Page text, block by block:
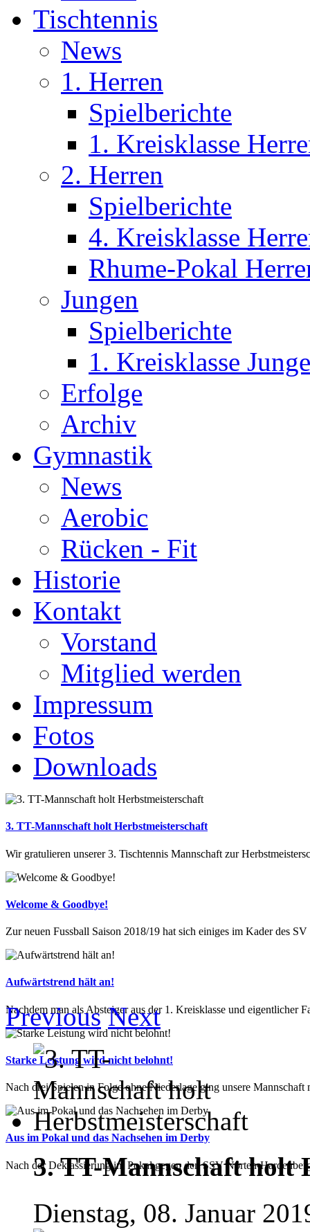
Tischtennis
News
1. Herren
Spielberichte
1. Kreisklasse
2. Herren
Spielberichte
4. Kreisklasse
Rhume-Pokal
Jungen
Spielberichte
1. Kreisklasse
Erfolge
Archiv
Gymnastik
News
Aerobic
Rücken - Fit
Historie
Kontakt
Vorstand
Mitglied werden
Impressum
Fotos
Downloads
3. TT-Mannschaft holt Herbstmeisterschaft
Wir gratulieren unserer 3. Tischtennis Mannschaft zur
Welcome & Goodbye!
Zur neuen Fussball Saison 2018/19 hat sich einiges im Kader des
Aufwärtstrend hält an!
Nachdem man als Absteiger aus der 1. Kreisklasse und eigentlicher
Starke Leistung wird nicht belohnt!
Nach drei Spielen in Folge ohne Niederlage ging unsere Mannschaft
Aus im Pokal und das Nachsehen im Derby
Nach der Deklassierung im Pokal gegen den SSV Nörten-
Previous Next
3. TT-Mannschaft holt
Dienstag, 08. Januar